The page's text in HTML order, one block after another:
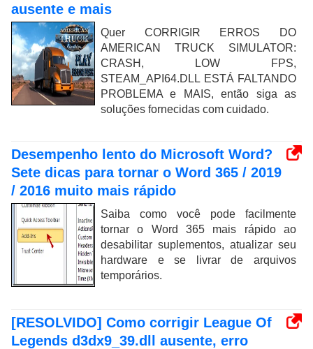
ausente e mais
Quer CORRIGIR ERROS DO
AMERICAN TRUCK SIMULATOR:
CRASH, LOW FPS,
STEAM_API64.DLL ESTÁ FALTANDO
PROBLEMA e MAIS, então siga as
soluções fornecidas com cuidado.
Desempenho lento do Microsoft Word?
Sete dicas para tornar o Word 365 / 2019
/ 2016 muito mais rápido
Saiba como você pode facilmente
tornar o Word 365 mais rápido ao
desabilitar suplementos, atualizar seu
hardware e se livrar de arquivos
temporários.
[RESOLVIDO] Como corrigir League Of
Legends d3dx9_39.dll ausente, erro